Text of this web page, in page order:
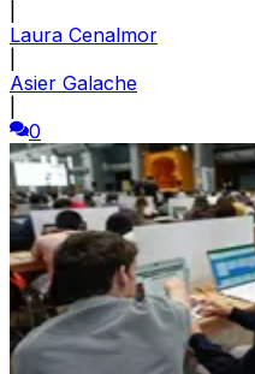
Laura Cenalmor
Asier Galache
0